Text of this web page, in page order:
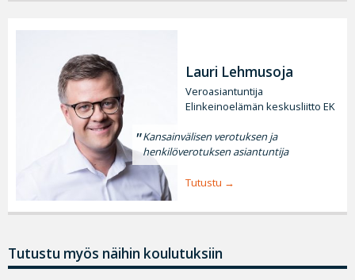
Lauri Lehmusoja
Veroasiantuntija
Elinkeinoelämän keskusliitto EK
Kansainvälisen verotuksen ja
henkilöverotuksen asiantuntija
Tutustu
Tutustu myös näihin koulutuksiin